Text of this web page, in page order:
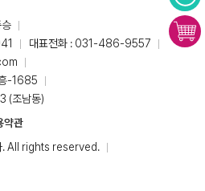
대표전화 : 031-486-9557
-1685
(조남동)
약관
All rights reserved.